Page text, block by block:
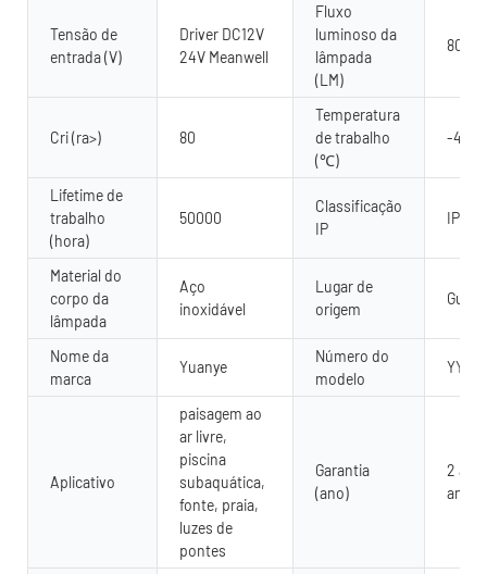
Tensão de
entrada (V)
Driver DC12V
24V Meanwell
Fluxo
luminoso da
lâmpada
(LM)
80
Cri (ra>) 80
Temperatura
de trabalho
(℃)
-40 -
Lifetime de
trabalho
(hora)
50000
Classificação
IP
IP68
Material do
corpo da
lâmpada
Aço
inoxidável
Lugar de
origem
Nome da
marca
Yuanye
Número do
modelo
YY-
Aplicativo
paisagem ao
ar livre,
piscina
subaquática,
fonte, praia,
luzes de
pontes
Garantia
(ano)
2
anos